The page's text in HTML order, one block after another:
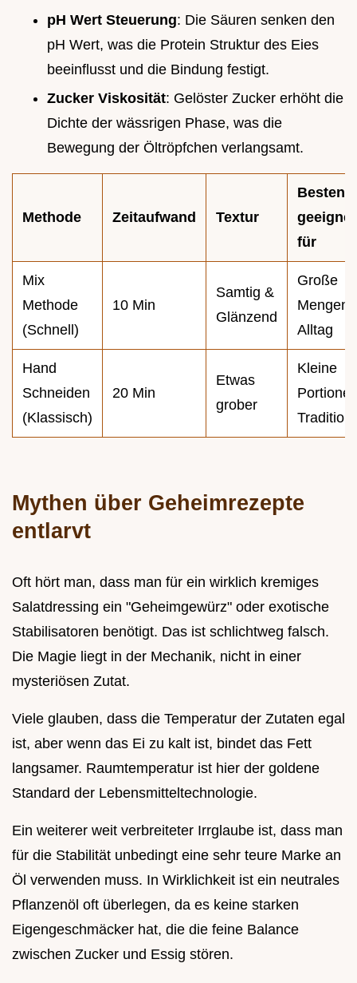
pH Wert Steuerung: Die Säuren senken den
pH Wert, was die Protein Struktur des Eies
beeinflusst und die Bindung festigt.
Zucker Viskosität: Gelöster Zucker erhöht die
Dichte der wässrigen Phase, was die
Bewegung der Öltröpfchen verlangsamt.
Methode Zeitaufwand Textur
Bestens
geeignet
für
Mix
Methode
(Schnell)
10 Min
Samtig &
Glänzend
Große
Mengen,
Alltag
Hand
Schneiden
(Klassisch)
20 Min
Etwas
grober
Kleine
Tradition
Mythen über Geheimrezepte
entlarvt
Oft hört man, dass man für ein wirklich kremiges
Salatdressing ein "Geheimgewürz" oder exotische
Stabilisatoren benötigt. Das ist schlichtweg falsch.
Die Magie liegt in der Mechanik, nicht in einer
mysteriösen Zutat.
Viele glauben, dass die Temperatur der Zutaten egal
ist, aber wenn das Ei zu kalt ist, bindet das Fett
langsamer. Raumtemperatur ist hier der goldene
Standard der Lebensmitteltechnologie.
Ein weiterer weit verbreiteter Irrglaube ist, dass man
für die Stabilität unbedingt eine sehr teure Marke an
Öl verwenden muss. In Wirklichkeit ist ein neutrales
Pflanzenöl oft überlegen, da es keine starken
Eigengeschmäcker hat, die die feine Balance
zwischen Zucker und Essig stören.